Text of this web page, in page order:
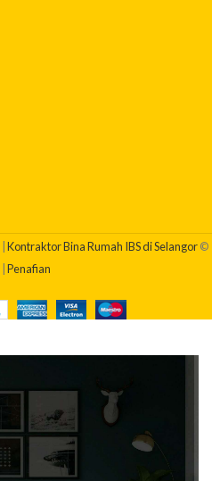
|Kontraktor Bina Rumah IBS di Selangor©
Penafian
RUMAH SAYA?
rumah anda sekarang!